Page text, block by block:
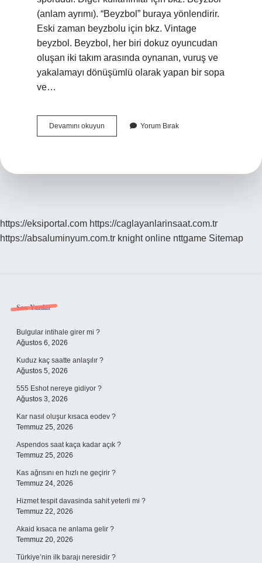
(anlam ayrımı). “Beyzbol” buraya yönlendirir.
Eski zaman beyzbolu için bkz. Vintage
beyzbol. Beyzbol, her biri dokuz oyuncudan
oluşan iki takım arasında oynanan, vuruş ve
yakalamayı dönüşümlü olarak yapan bir sopa
ve…
Devamını okuyun
Ingilizcesi
Yorum Bırak
https://eksiportal.com https://caglayanlarinsaat.com.tr
https://absaluminyum.com.tr knight online nttgame Sitemap
Sidebar
Son Yazılar
Bulgular intihale girer mi ?
Ağustos 6, 2026
Kuduz kaç saatte anlaşılır ?
Ağustos 5, 2026
555 Eshot nereye gidiyor ?
Ağustos 3, 2026
Kar nasıl oluşur kısaca eodev ?
Temmuz 25, 2026
Aspendos saat kaça kadar açık ?
Temmuz 25, 2026
Kas ağrısını en hızlı ne geçirir ?
Temmuz 24, 2026
Hizmet tespit davasinda sahit yeterli mi ?
Temmuz 22, 2026
Akaid kısaca ne anlama gelir ?
Temmuz 20, 2026
Türkiye’nin ilk barajı neresidir ?